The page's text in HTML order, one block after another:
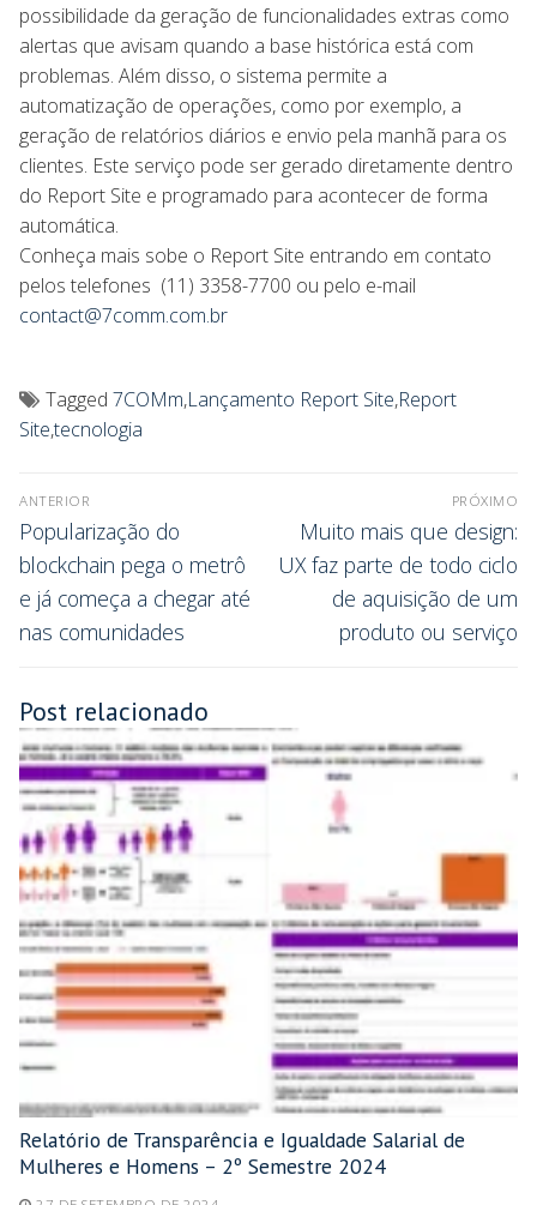
possibilidade da geração de funcionalidades extras como
alertas que avisam quando a base histórica está com
problemas. Além disso, o sistema permite a
automatização de operações, como por exemplo, a
geração de relatórios diários e envio pela manhã para os
clientes. Este serviço pode ser gerado diretamente dentro
do Report Site e programado para acontecer de forma
automática.
Conheça mais sobe o Report Site entrando em contato
pelos telefones (11) 3358-7700 ou pelo e-mail
contact@7comm.com.br
Tagged 7COMm,Lançamento Report Site,Report
Site,tecnologia
ANTERIOR
Popularização do
blockchain pega o metrô
e já começa a chegar até
nas comunidades
PRÓXIMO
Muito mais que design:
UX faz parte de todo ciclo
de aquisição de um
produto ou serviço
Post relacionado
Relatório de Transparência e Igualdade Salarial de
Mulheres e Homens – 2º Semestre 2024